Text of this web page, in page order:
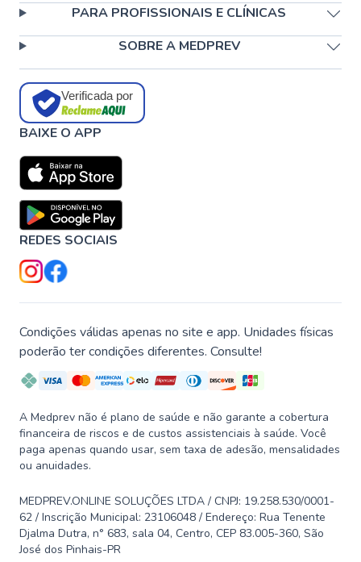
PARA PROFISSIONAIS E CLÍNICAS
SOBRE A MEDPREV
Verificada por
BAIXE O APP
REDES SOCIAIS
Condições válidas apenas no site e app. Unidades físicas
poderão ter condições diferentes. Consulte!
A Medprev não é plano de saúde e não garante a cobertura
financeira de riscos e de custos assistenciais à saúde. Você
paga apenas quando usar, sem taxa de adesão, mensalidades
ou anuidades.
MEDPREV.ONLINE SOLUÇÕES LTDA / CNPJ: 19.258.530/0001-
62 / Inscrição Municipal: 23106048 / Endereço: Rua Tenente
Djalma Dutra, n° 683, sala 04, Centro, CEP 83.005-360, São
José dos Pinhais-PR